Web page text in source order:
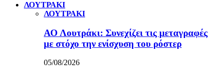
ΛΟΥΤΡΑΚΙ
ΛΟΥΤΡΑΚΙ
ΑΟ Λουτράκι: Συνεχίζει τις μεταγραφές
με στόχο την ενίσχυση του ρόστερ
05/08/2026